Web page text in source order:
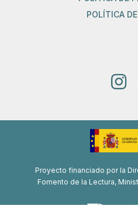
POLÍTICA
Proyecto financiado por la
Fomento de la Lectura,